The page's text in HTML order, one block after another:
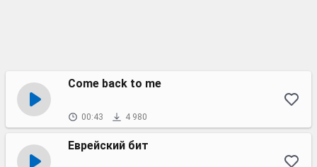
Come back to me
00:43 4 980
Еврейский бит